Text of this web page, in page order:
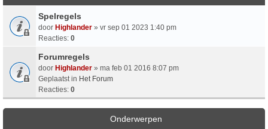
Spelregels
door Highlander » vr sep 01 2023 1:40 pm
Reacties: 0
Forumregels
door Highlander » ma feb 01 2016 8:07 pm
Geplaatst in Het Forum
Reacties: 0
Onderwerpen